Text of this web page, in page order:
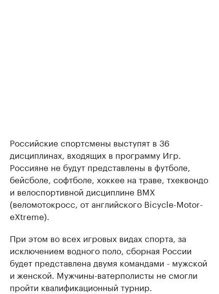
Российские спортсмены выступят в 36
дисциплинах, входящих в программу Игр.
Россияне не будут представлены в футболе,
бейсболе, софтболе, хоккее на траве, тхеквондо
и велоспортивной дисциплине BMX
(веломотокросс, от английского Bicycle-Motor-
eXtreme).
При этом во всех игровых видах спорта, за
исключением водного поло, сборная России
будет представлена двумя командами - мужской
и женской. Мужчины-ватерполисты не смогли
пройти квалификационный турнир.